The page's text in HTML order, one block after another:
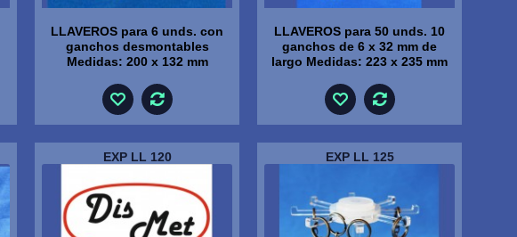
LLAVEROS para 6 unds. con
ganchos desmontables
Medidas: 200 x 132 mm
LLAVEROS para 50 unds. 10
ganchos de 6 x 32 mm de
largo Medidas: 223 x 235 mm
EXP LL 120 EXP LL 125